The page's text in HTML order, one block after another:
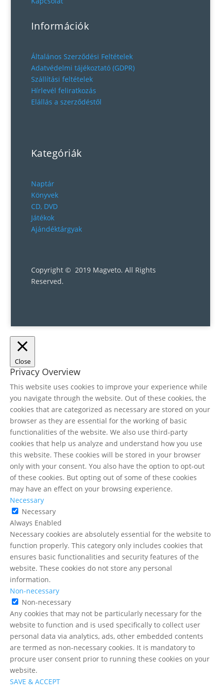
Információk
Általános Szerződési Feltételek
Adatvédelmi tájékoztató (GDPR)
Szállítási feltételek
Hírlevél feliratkozás
Elállás a szerződéstől
Kategóriák
Naptár
Könyvek
CD, DVD
Játékok
Ajándéktárgyak
Copyright © 2019 Magveto. All Rights
Reserved.
Close
Privacy Overview
This website uses cookies to improve your experience while
you navigate through the website. Out of these cookies, the
cookies that are categorized as necessary are stored on your
browser as they are essential for the working of basic
functionalities of the website. We also use third-party
cookies that help us analyze and understand how you use
this website. These cookies will be stored in your browser
only with your consent. You also have the option to opt-out
of these cookies. But opting out of some of these cookies
may have an effect on your browsing experience.
Necessary
Necessary
Always Enabled
Necessary cookies are absolutely essential for the website to
function properly. This category only includes cookies that
ensures basic functionalities and security features of the
website. These cookies do not store any personal
information.
Non-necessary
Non-necessary
Any cookies that may not be particularly necessary for the
website to function and is used specifically to collect user
personal data via analytics, ads, other embedded contents
are termed as non-necessary cookies. It is mandatory to
procure user consent prior to running these cookies on your
website.
SAVE & ACCEPT